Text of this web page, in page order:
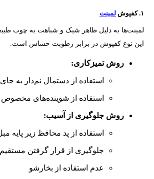
۱. کفپوش لمینت
لمینت‌ها به دلیل ظاهر شیک و شباهت به چوب
این نوع کفپوش در برابر رطوبت حساس است.
روش تمیزکاری:
استفاده از دستمال نم‌دار به
استفاده از شوینده‌های مخصوص
روش جلوگیری از آسیب:
استفاده از پد محافظ زیر پایه
جلوگیری از قرار گرفتن
عدم استفاده از بخارشو